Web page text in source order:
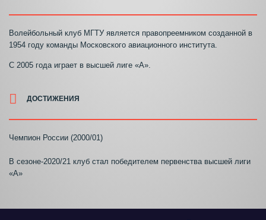
Волейбольный клуб МГТУ является правопреемником созданной в
1954 году команды Московского авиационного института.
С 2005 года играет в высшей лиге «А».
ДОСТИЖЕНИЯ
Чемпион России (2000/01)
В сезоне-2020/21 клуб стал победителем первенства высшей лиги
«А»